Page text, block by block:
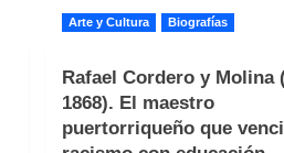
Arte y Cultura Biografías
Rafael Cordero y Molina
1868). El maestro
puertorriqueño que